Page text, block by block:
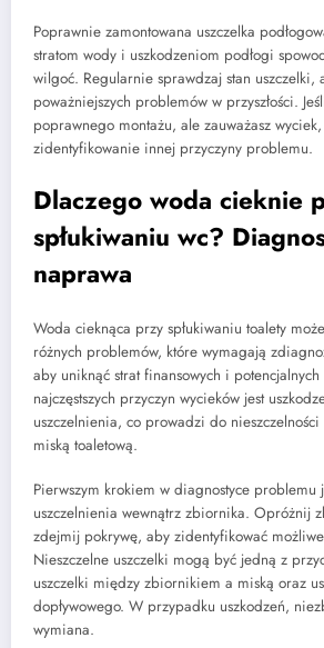
Poprawnie zamontowana uszczelka
stratom wody i uszkodzeniom podłogi
wilgoć. Regularnie sprawdzaj stan uszczelki,
poważniejszych problemów w przyszłości.
poprawnego montażu, ale zauważasz
zidentyfikowanie innej przyczyny problemu.
Dlaczego woda cieknie
spłukiwaniu wc?
naprawa
Woda cieknąca przy spłukiwaniu toalety
różnych problemów, które wymagają
aby uniknąć strat finansowych i potencjalnych
najczęstszych przyczyn wycieków jest
uszczelnienia, co prowadzi do
miską toaletową.
Pierwszym krokiem w diagnostyce problemu
uszczelnienia wewnątrz zbiornika. Opróżnij
zdejmij pokrywę, aby zidentyfikować
Nieszczelne uszczelki mogą być jedną z
uszczelki między zbiornikiem a miską oraz
dopływowego. W przypadku uszkodzeń,
wymiana.